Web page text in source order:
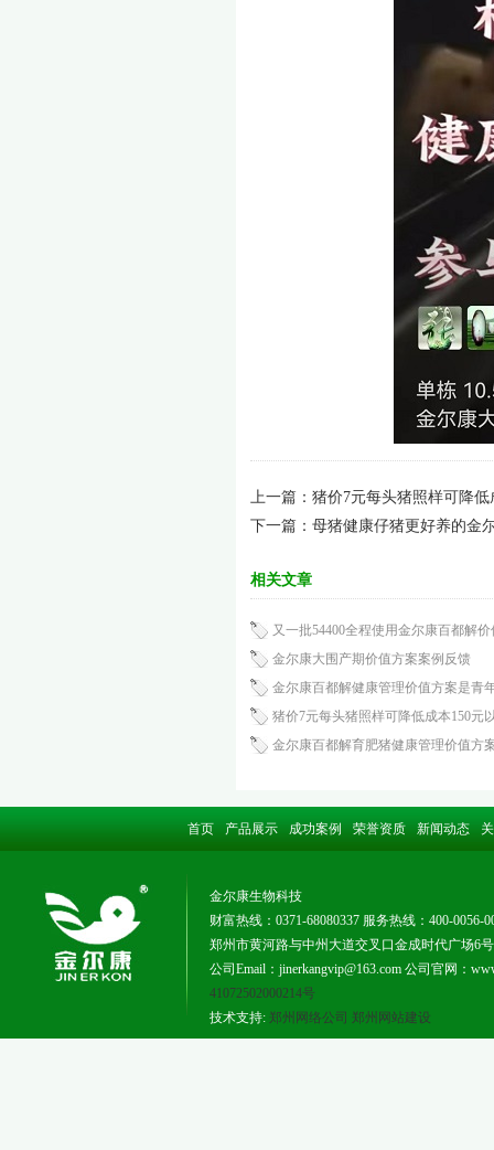
上一篇： 猪价7元每头猪照样可降
下一篇： 母猪健康仔猪更好养的金
相关文章
又一批54400全程使用金尔康百都解价
金尔康大围产期价值方案案例反馈
金尔康百都解健康管理价值方案是青
猪价7元每头猪照样可降低成本150元
金尔康百都解育肥猪健康管理价值方
首页 产品展示 成功案例 荣誉资质 新闻动态
金尔康生物科技
财富热线：0371-68080337 服务热线：400-0056-
郑州市黄河路与中州大道交叉口金成时代广场6号
公司Email：jinerkangvip@163.com 公司官网：
41072502000214号
技术支持: 郑州网络公司 郑州网站建设